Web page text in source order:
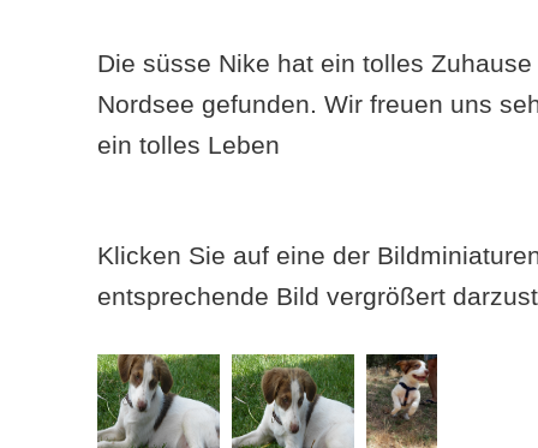
Die süsse Nike hat ein tolles
Nordsee gefunden. Wir freuen uns
ein tolles Leben
Klicken Sie auf eine der
entsprechende Bild vergrößert